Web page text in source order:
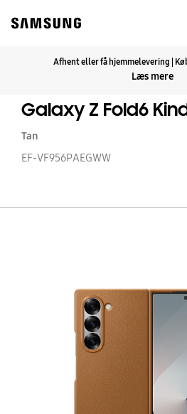
content
Afhent eller få hjemmelevering |
Læs mere
Galaxy Z Fold6
Tan
EF-VF956PAEGWW